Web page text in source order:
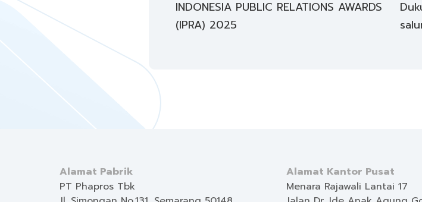
INDONESIA PUBLIC RELATIONS AWARDS
(IPRA) 2025
Alamat Pabrik
PT Phapros Tbk
Alamat Kantor Pusat
Menara Rajawali Lantai 17